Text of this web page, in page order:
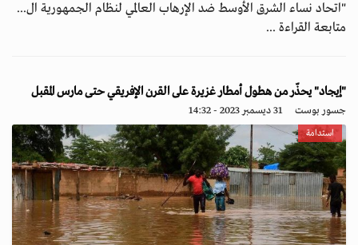
"اتحاد نساء الشرق الأوسط ضد الإرهاب العالمي لنظام الجمهورية ال...
متابعة القراءة ...
"إيجاد" يحذّر من هطول أمطار غزيرة على القرن الإفريقي حتى مارس المقبل
جسور بوست 31 ديسمبر 2023 - 14:32
استدامة